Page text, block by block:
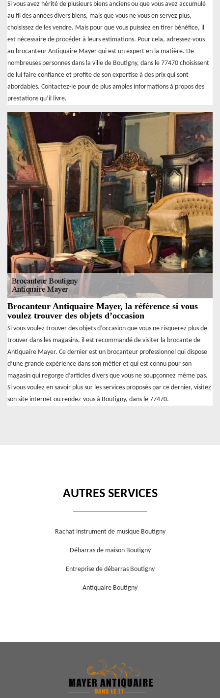
Si vous avez hérité de plusieurs biens anciens ou que vous avez accumulé
au fil des années divers biens, mais que vous ne vous en servez plus,
choisissez de les vendre. Mais pour que vous puissiez en tirer bénéfice, il
est nécessaire de procéder à leurs estimations. Pour cela, adressez-vous
au brocanteur Antiquaire Mayer qui est un expert en la matière. De
nombreuses personnes dans la ville de Boutigny, dans le 77470 choisissent
de lui faire confiance et profite de son expertise à des prix qui sont
abordables. Contactez-le pour de plus amples informations à propos des
prestations qu’il livre.
Brocanteur Antiquaire Mayer, la référence si vous
voulez trouver des objets d’occasion
Si vous voulez trouver des objets d’occasion que vous ne risquerez plus de
trouver dans les magasins, il est recommandé de visiter la brocante de
Antiquaire Mayer. Ce dernier est un brocanteur professionnel qui dispose
d’une grande expérience dans son métier et qui est connu pour son
magasin qui regorge d’articles divers que vous ne soupçonnez même pas.
Si vous voulez en savoir plus sur les services proposés par ce dernier, visitez
son site internet ou rendez-vous à Boutigny, dans le 77470.
AUTRES SERVICES
Rachat instrument de musique Boutigny
Débarras de maison Boutigny
Entreprise de débarras Boutigny
Antiquaire Boutigny